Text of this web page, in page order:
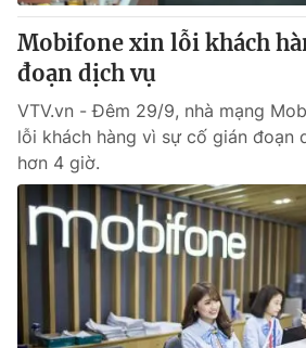
Mobifone xin lỗi khách
đoạn dịch vụ
VTV.vn - Đêm 29/9, nhà mạng
lỗi khách hàng vì sự cố gián đoạn
hơn 4 giờ.